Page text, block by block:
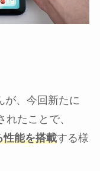
が、今回新たに
たことで、
能を搭載する様